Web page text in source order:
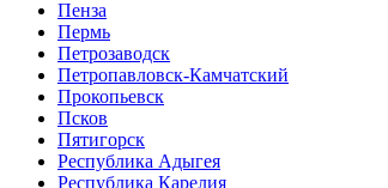
Пенза
Пермь
Петрозаводск
Петропавловск-Камчатский
Прокопьевск
Псков
Пятигорск
Республика Адыгея
Республика Карелия